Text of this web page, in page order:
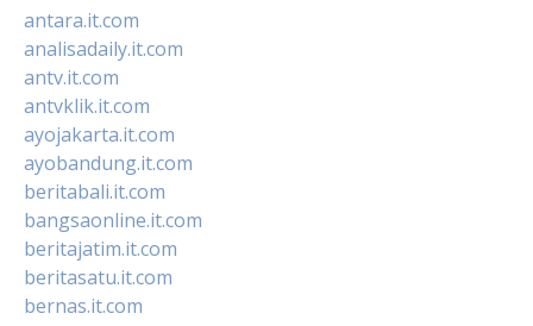
antara.it.com
analisadaily.it.com
antv.it.com
antvklik.it.com
ayojakarta.it.com
ayobandung.it.com
beritabali.it.com
bangsaonline.it.com
beritajatim.it.com
beritasatu.it.com
bernas.it.com